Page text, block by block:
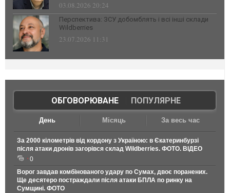
03.08.2026 20:24
Перспектива: ЗСУ добомблять і всі інші склади
Wildberries
23.07.2026 11:31
ОБГОВОРЮВАНЕ| ПОПУЛЯРНЕ
День Місяць За весь час
За 2000 кілометрів від кордону з Україною: в Єкатеринбурзі
після атаки дронів загорівся склад Wildberries. ФОТО. ВІДЕО
0
Ворог завдав комбінованого удару по Сумах, двоє поранених.
Ще десятеро постраждали після атаки БПЛА по ринку на
Сумщині. ФОТО